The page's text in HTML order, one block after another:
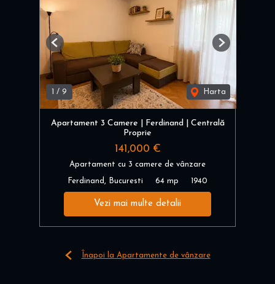
1 / 9 Harta
Previous Next
Apartament 3 Camere | Ferdinand | Centrală
Proprie
141,000 €
Apartament cu 3 camere de vânzare
Ferdinand, Bucuresti 64 mp 1940
Vezi mai multe detalii
Înapoi la Apartamente de vânzare